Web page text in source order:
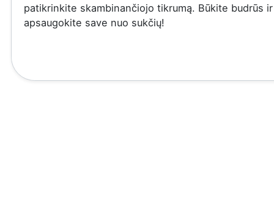
patikrinkite skambinančiojo tikrumą. Būkite budrūs ir
apsaugokite save nuo sukčių!